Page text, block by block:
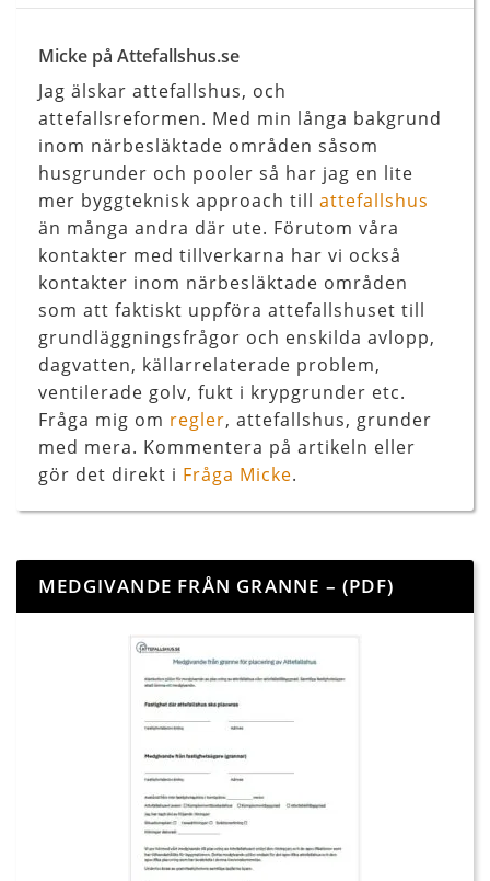
Micke på Attefallshus.se
Jag älskar attefallshus, och
attefallsreformen. Med min långa bakgrund
inom närbesläktade områden såsom
husgrunder och pooler så har jag en lite
mer byggteknisk approach till attefallshus
än många andra där ute. Förutom våra
kontakter med tillverkarna har vi också
kontakter inom närbesläktade områden
som att faktiskt uppföra attefallshuset till
grundläggningsfrågor och enskilda avlopp,
dagvatten, källarrelaterade problem,
ventilerade golv, fukt i krypgrunder etc.
Fråga mig om regler, attefallshus, grunder
med mera. Kommentera på artikeln eller
gör det direkt i Fråga Micke.
MEDGIVANDE FRÅN GRANNE – (PDF)